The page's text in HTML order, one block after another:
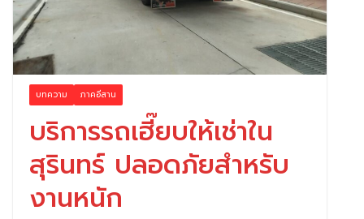
บทความ ภาคอีสาน
บริการรถเฮี๊ยบให้เช่าใน
สุรินทร์ ปลอดภัยสำหรับ
งานหนัก